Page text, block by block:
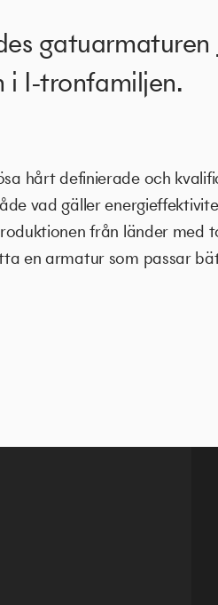
gatuarmaturen
i I-tronfamiljen.
hårt definierade och
vad gäller
från länder
en armatur som passar